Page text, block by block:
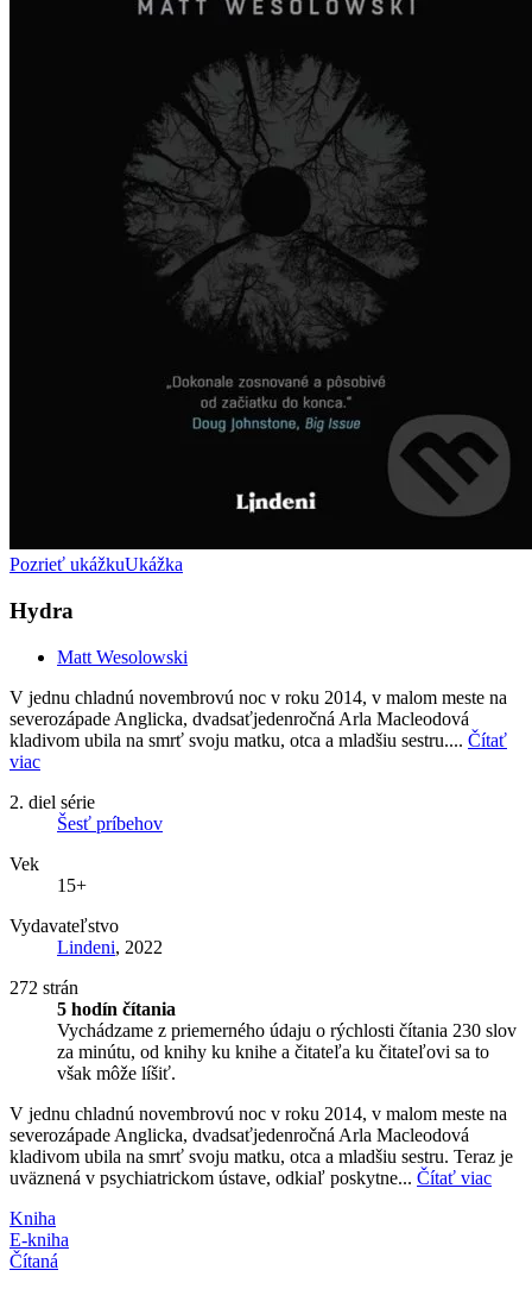
Pozrieť ukážkuUkážka
Hydra
Matt Wesolowski
V jednu chladnú novembrovú noc v roku 2014, v malom meste na
severozápade Anglicka, dvadsaťjedenročná Arla Macleodová
kladivom ubila na smrť svoju matku, otca a mladšiu sestru.... Čítať
viac
2. diel série
Šesť príbehov
Vek
15+
Vydavateľstvo
Lindeni, 2022
272 strán
5 hodín čítania
Vychádzame z priemerného údaju o rýchlosti čítania 230 slov
za minútu, od knihy ku knihe a čitateľa ku čitateľovi sa to
však môže líšiť.
V jednu chladnú novembrovú noc v roku 2014, v malom meste na
severozápade Anglicka, dvadsaťjedenročná Arla Macleodová
kladivom ubila na smrť svoju matku, otca a mladšiu sestru. Teraz je
uväznená v psychiatrickom ústave, odkiaľ poskytne... Čítať viac
Kniha
E-kniha
Čítaná